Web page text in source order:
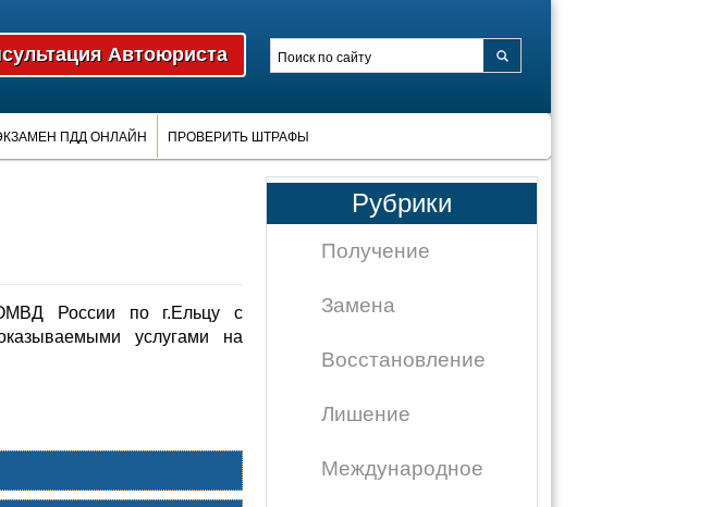
ПДД ОНЛАЙН ПРОВЕРИТЬ ШТРАФЫ
России по г.Ельцу с
услугами на
Рубрики
Получение
Замена
Восстановление
Лишение
Международное